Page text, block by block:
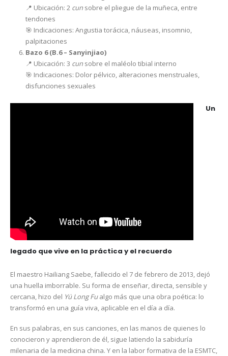
📍 Ubicación: 2 cunsobre el pliegue de la muñeca, entre
tendones
🎯 Indicaciones: Angustia torácica, náuseas, insomnio,
palpitaciones
Bazo 6 (B.6 – Sanyinjiao)
📍 Ubicación: 3 cunsobre el maléolo tibial interno
🎯 Indicaciones: Dolor pélvico, alteraciones menstruales,
disfunciones sexuales
Un
legado que vive en la práctica y el recuerdo
El maestro Hailiang Saebe, fallecido el 7 de febrero de 2013, dejó
una huella imborrable. Su forma de enseñar, directa, sensible y
cercana, hizo del Yü Long Fualgo más que una obra poética: lo
transformó en una guía viva, aplicable en el día a día.
En sus palabras, en sus canciones, en las manos de quienes lo
conocieron y aprendieron de él, sigue latiendo la sabiduría
milenaria de la medicina china. Y en la labor formativa de la ESMTC,